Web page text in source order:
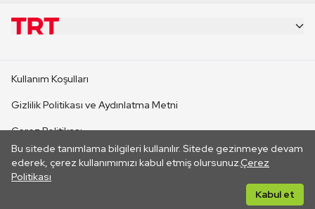
Bu sitede tanımlama bilgileri kullanılır. Sitede gezinmeye devam
ederek, çerez kullanımımızı kabul etmiş olursunuz.Çerez
Politikası
Kabul et
CANLI YAYINLAR
Kullanım Koşulları
Gizlilik Politikası ve Aydınlatma Metni
Çerez Politikası
İletişim
Her hakkı saklıdır. ©2026 TRT. Bağlantı yoluyla gidilen dış